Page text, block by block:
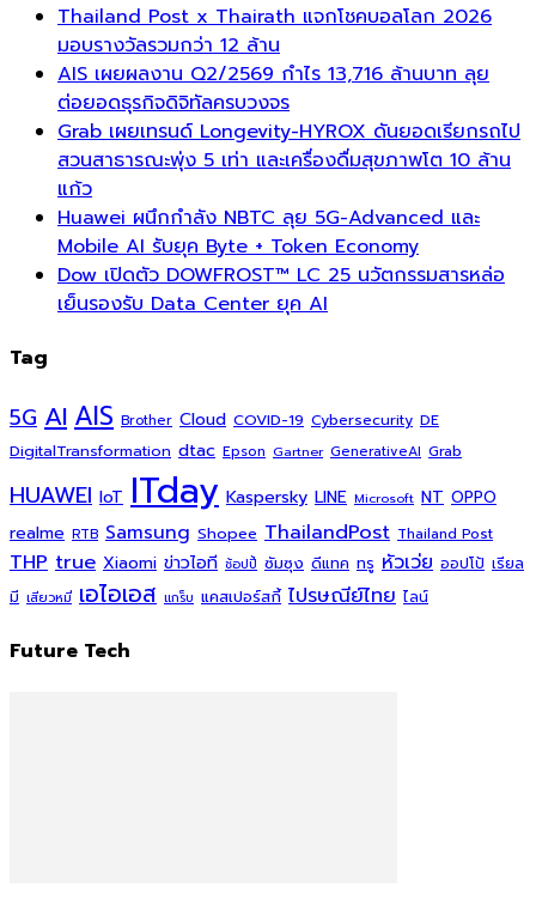
Thailand Post x Thairath แจกโชคบอลโลก 2026
มอบรางวัลรวมกว่า 12 ล้าน
AIS เผยผลงาน Q2/2569 กำไร 13,716 ล้านบาท ลุย
ต่อยอดธุรกิจดิจิทัลครบวงจร
Grab เผยเทรนด์ Longevity-HYROX ดันยอดเรียกรถไป
สวนสาธารณะพุ่ง 5 เท่า และเครื่องดื่มสุขภาพโต 10 ล้าน
แก้ว
Huawei ผนึกกำลัง NBTC ลุย 5G-Advanced และ
Mobile AI รับยุค Byte + Token Economy
Dow เปิดตัว DOWFROST™ LC 25 นวัตกรรมสารหล่อ
เย็นรองรับ Data Center ยุค AI
Tag
5G AI AIS Brother Cloud COVID-19 Cybersecurity DE
DigitalTransformation dtac Epson Gartner GenerativeAI Grab
HUAWEI IoT ITday Kaspersky LINE Microsoft NT OPPO
realme RTB Samsung Shopee ThailandPost Thailand Post
THP true Xiaomi ข่าวไอที ช้อปปี้ ซัมซุง ดีแทค ทรู หัวเว่ย ออปโป้ เรียล
มี เสียวหมี่ เอไอเอส แกร็บ แคสเปอร์สกี้ ไปรษณีย์ไทย ไลน์
Future Tech